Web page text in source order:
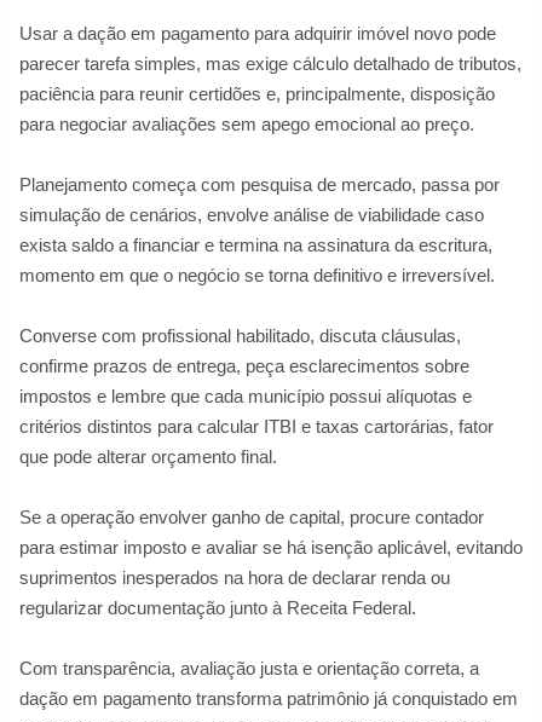
Usar a dação em pagamento para adquirir imóvel novo pode
parecer tarefa simples, mas exige cálculo detalhado de tributos,
paciência para reunir certidões e, principalmente, disposição
para negociar avaliações sem apego emocional ao preço.
Planejamento começa com pesquisa de mercado, passa por
simulação de cenários, envolve análise de viabilidade caso
exista saldo a financiar e termina na assinatura da escritura,
momento em que o negócio se torna definitivo e irreversível.
Converse com profissional habilitado, discuta cláusulas,
confirme prazos de entrega, peça esclarecimentos sobre
impostos e lembre que cada município possui alíquotas e
critérios distintos para calcular ITBI e taxas cartorárias, fator
que pode alterar orçamento final.
Se a operação envolver ganho de capital, procure contador
para estimar imposto e avaliar se há isenção aplicável, evitando
suprimentos inesperados na hora de declarar renda ou
regularizar documentação junto à Receita Federal.
Com transparência, avaliação justa e orientação correta, a
dação em pagamento transforma patrimônio já conquistado em